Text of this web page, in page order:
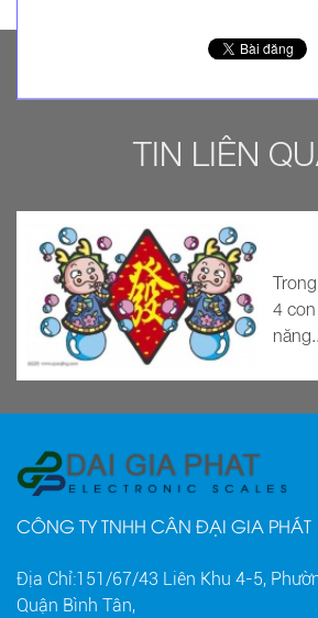
TIN LIÊN
4
CÔNG TY TNHH CÂN ĐẠI GIA PHÁT
Địa Chỉ:151/67/43 Liên Khu 4-5,
Quận Bình Tân,